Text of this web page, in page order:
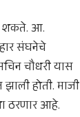
शकते. आ.
संघनेचे
चौधरी यास
होती. माजी
ठरणार आहे.